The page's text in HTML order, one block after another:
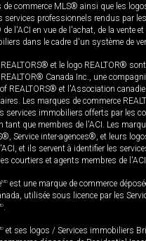
de commerce MLS® ainsi que les
services professionnels rendus par
de l'ACI en vue de l'achat, de la vente
dans le cadre d'un système de
et le logo REALTOR®
Canada Inc., une
REALTORS® et l'Association
Les marques de commerce
services immobiliers offerts par les
tant que membres de l'ACI. Les
Service inter-agences®, et leurs
et ils servent à identifier les
courtiers et agents membres de
MD est une marque de commerce
utilisée sous licence par les
.
et ses logos / Services immobiliers